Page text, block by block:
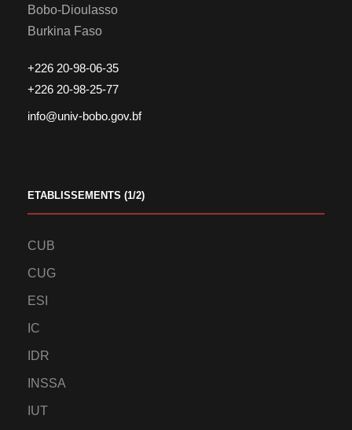
Bobo-Dioulasso
Burkina Faso
+226 20-98-06-35
+226 20-98-25-77
info@univ-bobo.gov.bf
ETABLISSEMENTS (1/2)
CUB
CUG
ESI
IC
IDR
INSSA
IUT